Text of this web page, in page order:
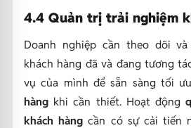
4.4 Quản trị trải nghiệm
Doanh nghiệp cần theo dõi
khách hàng đã và đang tương
vụ của mình để sẵn sàng tối
hàngkhi cần thiết. Hoạt động
khách hàng cần có sự cải tiến